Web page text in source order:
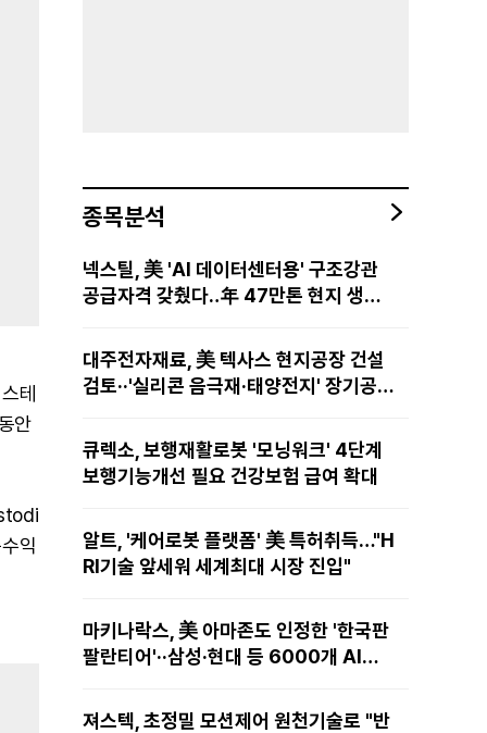
테
안
익
종목분석
넥스틸, 美 'AI 데이터센터용' 구조강관
공급자격 갖췄다‥年 47만톤 현지 생산
대주전자재료, 美 텍사스 현지공장 건설
검토··'실리콘 음극재·태양전지' 장기공급
큐렉소, 보행재활로봇 '모닝워크' 4단계
보행기능개선 필요 건강보험 급여 확대
알트, '케어로봇 플랫폼' 美 특허취득…"H
RI기술 앞세워 세계최대 시장 진입"
마키나락스, 美 아마존도 인정한 '한국판
팔란티어'··삼성·현대 등 6000개 AI모
져스텍, 초정밀 모션제어 원천기술로 "반